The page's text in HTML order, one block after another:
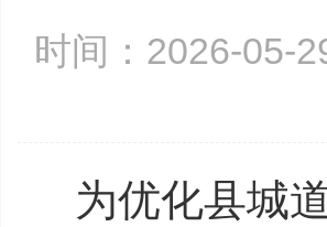
时间：2026-
为优化县城